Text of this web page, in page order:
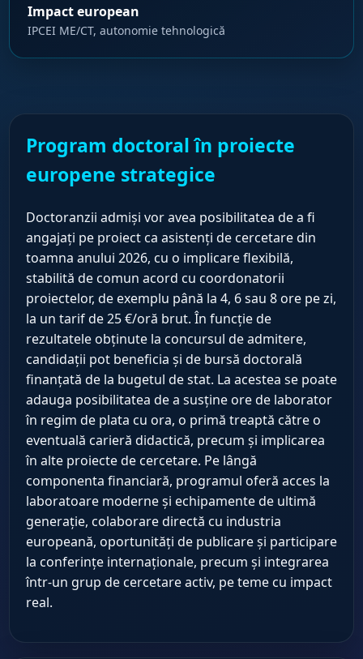
Impact european
IPCEI ME/CT, autonomie tehnologică
Program doctoral în proiecte
europene strategice
Doctoranzii admiși vor avea posibilitatea de a fi
angajați pe proiect ca asistenți de cercetare din
toamna anului 2026, cu o implicare flexibilă,
stabilită de comun acord cu coordonatorii
proiectelor, de exemplu până la 4, 6 sau 8 ore pe zi,
la un tarif de 25 €/oră brut. În funcție de
rezultatele obținute la concursul de admitere,
candidații pot beneficia și de bursă doctorală
finanțată de la bugetul de stat. La acestea se poate
adauga posibilitatea de a susține ore de laborator
în regim de plata cu ora, o primă treaptă către o
eventuală carieră didactică, precum și implicarea
în alte proiecte de cercetare. Pe lângă
componenta financiară, programul oferă acces la
laboratoare moderne și echipamente de ultimă
generație, colaborare directă cu industria
europeană, oportunități de publicare și participare
la conferințe internaționale, precum și integrarea
într-un grup de cercetare activ, pe teme cu impact
real.